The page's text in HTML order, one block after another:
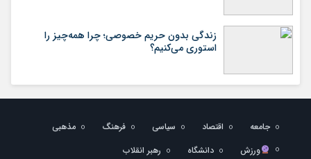
زندگی بدون حریم خصوصی؛ چرا همه‌چیز را
استوری می‌کنیم؟
جامعه اقتصاد سیاسی فرهنگ
مذهبی
ورزش
دانشگاه رهبر انقلاب